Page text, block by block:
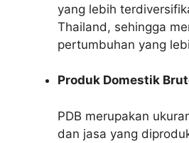
yang lebih
Thailand, sehingga
pertumbuhan yang
Produk Domestik
PDB merupakan
dan jasa yang